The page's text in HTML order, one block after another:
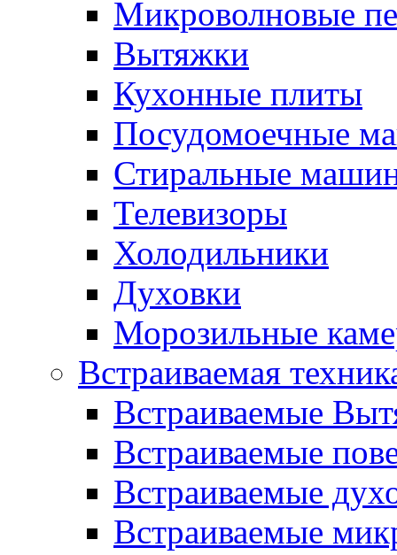
Микроволновые
Вытяжки
Кухонные плиты
Посудомоечные
Стиральные
Телевизоры
Холодильники
Духовки
Морозильные
Встраиваемая
Встраиваемые
Встраиваемые
Встраиваемые
Встраиваемые